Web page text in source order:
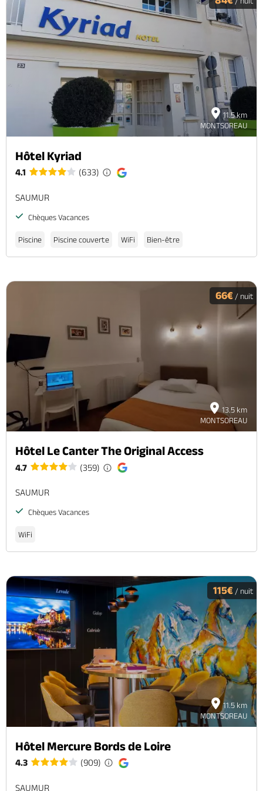
11.5 km
MONTSOREAU
Hôtel Kyriad
4.1 (633)
SAUMUR
Chèques Vacances
Piscine Piscine couverte WiFi Bien-être
13.5 km
MONTSOREAU
66€ / nuit
Hôtel Le Canter The Original Access
4.7 (359)
SAUMUR
Chèques Vacances
WiFi
11.5 km
MONTSOREAU
115€ / nuit
Hôtel Mercure Bords de Loire
4.3 (909)
SAUMUR